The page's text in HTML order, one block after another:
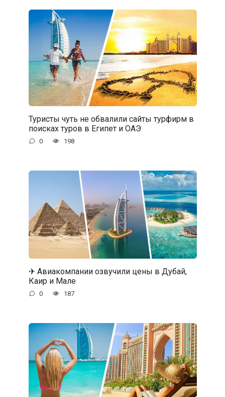
Туристы чуть не обвалили сайты турфирм в
поисках туров в Египет и ОАЭ
0 198
✈ Авиакомпании озвучили цены в Дубай,
Каир и Мале
0 187